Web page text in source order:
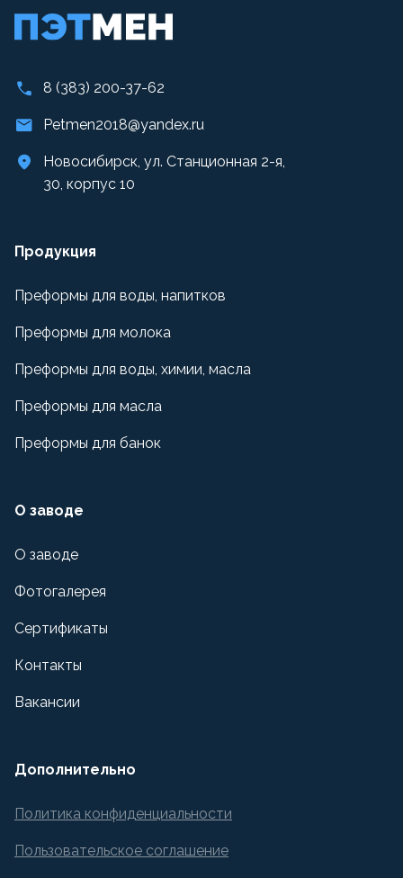
8 (383) 200-37-62
Petmen2018@yandex.ru
Новосибирск, ул. Станционная 2-я,
30, корпус 10
Продукция
Преформы для воды, напитков
Преформы для молока
Преформы для воды, химии, масла
Преформы для масла
Преформы для банок
О заводе
О заводе
Фотогалерея
Сертификаты
Контакты
Вакансии
Дополнительно
Политика конфиденциальности
Пользовательское соглашение